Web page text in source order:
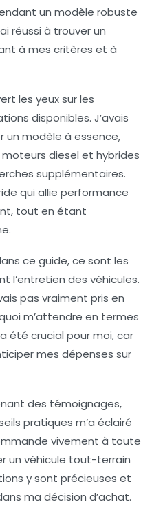
un modèle robuste
réussi à trouver un
à mes critères et à
les yeux sur les
disponibles. J’avais
modèle à essence,
diesel et hybrides
supplémentaires.
qui allie performance
tout en étant
ce guide, ce sont les
l’entretien des véhicules.
pas vraiment pris en
m’attendre en termes
été crucial pour moi, car
mes dépenses sur
des témoignages,
pratiques m’a éclairé
vivement à toute
un véhicule tout-terrain
y sont précieuses et
ma décision d’achat.